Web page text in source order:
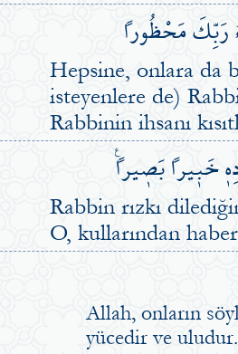
رَبِّكَ مَحْظُوراً
Hepsine, onlara da
isteyenlere de)
Rabbinin ihsanı
خَب۪يراً بَص۪يراً۟
Rabbin rızkı
O, kullarından
Allah, onların
yücedir ve uludur.